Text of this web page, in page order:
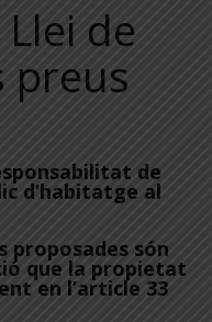
de
preus
de
d’habitatge al
proposades són
que la propietat
en l’article 33